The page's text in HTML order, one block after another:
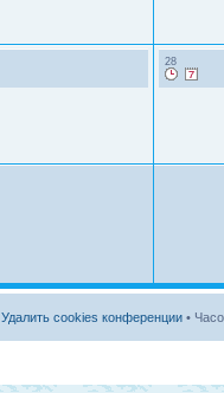
28
Удалить cookies конференции •